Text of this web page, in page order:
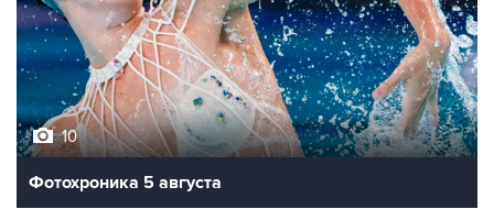
10
Фотохроника 5 августа